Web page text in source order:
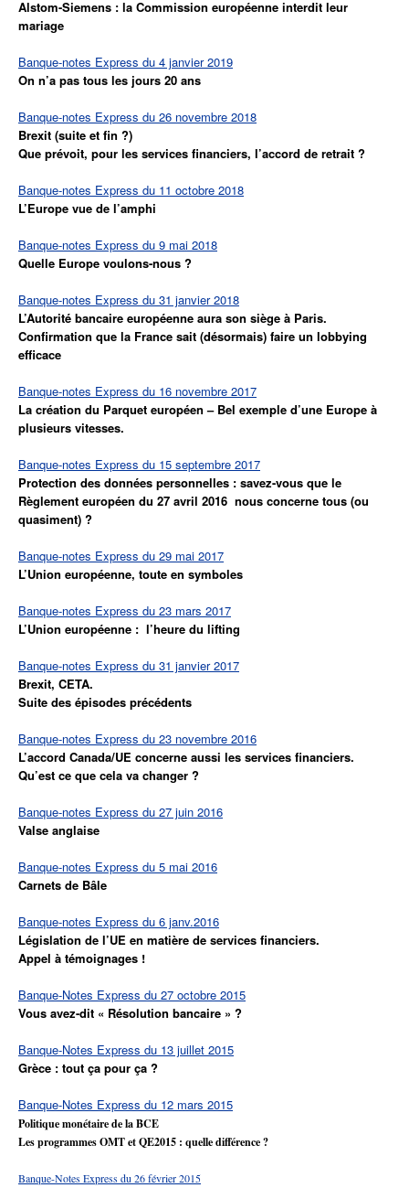
Alstom-Siemens : la Commission européenne interdit leur
mariage
Banque-notes Express du 4 janvier 2019
On n’a pas tous les jours 20 ans
Banque-notes Express du 26 novembre 2018
Brexit (suite et fin ?)
Que prévoit, pour les services financiers, l’accord de retrait ?
Banque-notes Express du 11 octobre 2018
L’Europe vue de l’amphi
Banque-notes Express du 9 mai 2018
Quelle Europe voulons-nous ?
Banque-notes Express du 31 janvier 2018
L’Autorité bancaire européenne aura son siège à Paris.
Confirmation que la France sait (désormais) faire un lobbying
efficace
Banque-notes Express du 16 novembre 2017
La création du Parquet européen – Bel exemple d’une Europe à
plusieurs vitesses.
Banque-notes Express du 15 septembre 2017
Protection des données personnelles : savez-vous que le
Règlement européen du 27 avril 2016 nous concerne tous (ou
quasiment) ?
Banque-notes Express du 29 mai 2017
L’Union européenne, toute en symboles
Banque-notes Express du 23 mars 2017
L’Union européenne : l’heure du lifting
Banque-notes Express du 31 janvier 2017
Brexit, CETA.
Suite des épisodes précédents
Banque-notes Express du 23 novembre 2016
L’accord Canada/UE concerne aussi les services financiers.
Qu’est ce que cela va changer ?
Banque-notes Express du 27 juin 2016
Valse anglaise
Banque-notes Express du 5 mai 2016
Carnets de Bâle
Banque-notes Express du 6 janv.2016
Législation de l’UE en matière de services financiers.
Appel à témoignages !
Banque-Notes Express du 27 octobre 2015
Vous avez-dit « Résolution bancaire » ?
Banque-Notes Express du 13 juillet 2015
Grèce : tout ça pour ça ?
Banque-Notes Express du 12 mars 2015
Politique monétaire de la BCE
Les programmes OMT et QE2015 : quelle différence ?
Banque-Notes Express du 26 février 2015